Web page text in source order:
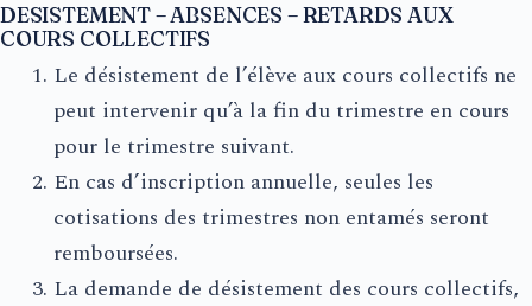
DESISTEMENT – ABSENCES – RETARDS AUX
COURS COLLECTIFS
Le désistement de l’élève aux cours collectifs ne
peut intervenir qu’à la fin du trimestre en cours
pour le trimestre suivant.
En cas d’inscription annuelle, seules les
cotisations des trimestres non entamés seront
remboursées.
La demande de désistement des cours collectifs,